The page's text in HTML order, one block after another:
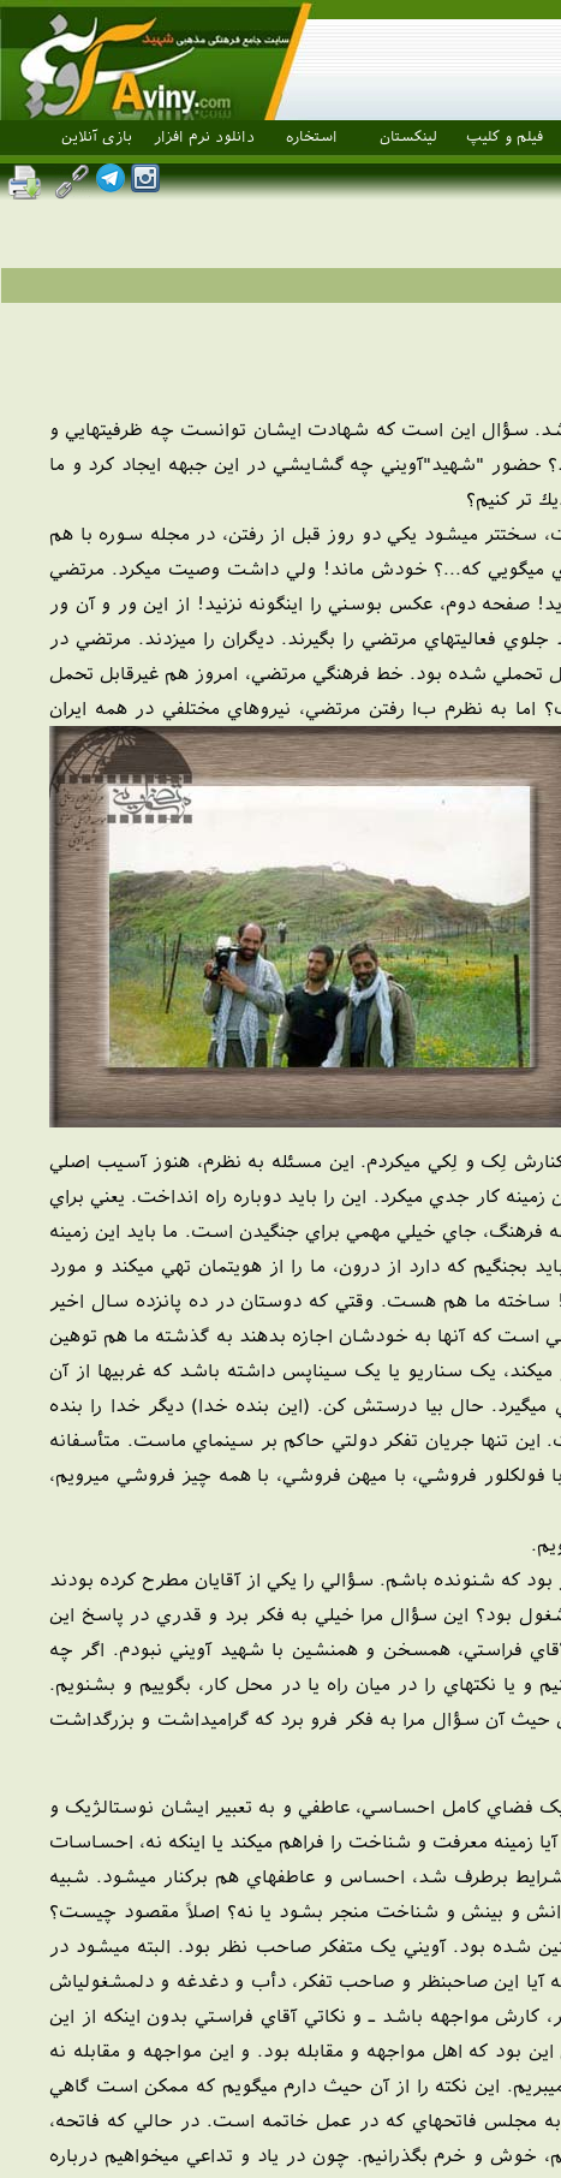
فیلم و کلیپ لینکستان استخاره دانلود نرم افزار بازی آنلاین
سؤال اين است که شهادت ايشان توانست چه ظرفيتهايي و
حضور "شهيد"آويني چه گشايشي در اين جبهه ايجاد كرد و ما
تر كنيم؟
ميشود يکي دو روز قبل از رفتن، در مجله سوره با هم
ميگويي که...؟ خودش ماند! ولي داشت وصيت ميکرد. مرتضي
صفحه دوم، عکس بوسني را اينگونه نزنيد! از اين ور و آن ور
فعاليتهاي مرتضي را بگيرند. ديگران را ميزدند. مرتضي در
تحملي شده بود. خط فرهنگي مرتضي، امروز هم غيرقابل تحمل
اما به نظرم با رفتن مرتضي، نيروهاي مختلفي در همه ايران
لِک و لِکي ميکردم. اين مسئله به نظرم، هنوز آسيب اصلي
کار جدي ميکرد. اين را بايد دوباره راه انداخت. يعني براي
فرهنگ، جاي خيلي مهمي براي جنگيدن است. ما بايد اين زمينه
بجنگيم که دارد از درون، ما را از هويتمان تهي ميکند و مورد
ما هم هست. وقتي که دوستان در ده پانزده سال اخير
است که آنها به خودشان اجازه بدهند به گذشته ما هم توهين
يک سناريو يا يک سيناپس داشته باشد که غربيها از آن
ميگيرد. حال بيا درستش کن. (اين بنده خدا) ديگر خدا را بنده
تنها جريان تفکر دولتي حاکم بر سينماي ماست. متأسفانه
فروشي، با ميهن فروشي، با همه چيز فروشي ميرويم،
شنونده باشم. سؤالي را يکي از آقايان مطرح کرده بودند
بود؟ اين سؤال مرا خيلي به فکر برد و قدري در پاسخ اين
فراستي، همسخن و همنشين با شهيد آويني نبودم. اگر چه
يا نکتهاي را در ميان راه يا در محل کار، بگوييم و بشنويم.
حيث آن سؤال مرا به فکر فرو برد که گراميداشت و بزرگداشت
فضاي کامل احساسي، عاطفي و به تعبير ايشان نوستالژيک و
زمينه معرفت و شناخت را فراهم ميکند يا اينکه نه، احساسات
برطرف شد، احساس و عاطفهاي هم برکنار ميشود. شبيه
دانش و بينش و شناخت منجر بشود يا نه؟ اصلاً مقصود چيست؟
شده بود. آويني يک متفکر صاحب نظر بود. البته ميشود در
اين صاحبنظر و صاحب تفکر، دأب و دغدغه و دلمشغولياش
کارش مواجهه باشد ـ و نکاتي آقاي فراستي بدون اينکه از اين
بود که اهل مواجهه و مقابله بود. و اين مواجهه و مقابله نه
اين نکته را از آن حيث دارم ميگويم که ممکن است گاهي
به مجلس فاتحهاي که در عمل خاتمه است. در حالي که فاتحه،
خوش و خرم بگذرانيم. چون در ياد و تداعي ميخواهيم درباره